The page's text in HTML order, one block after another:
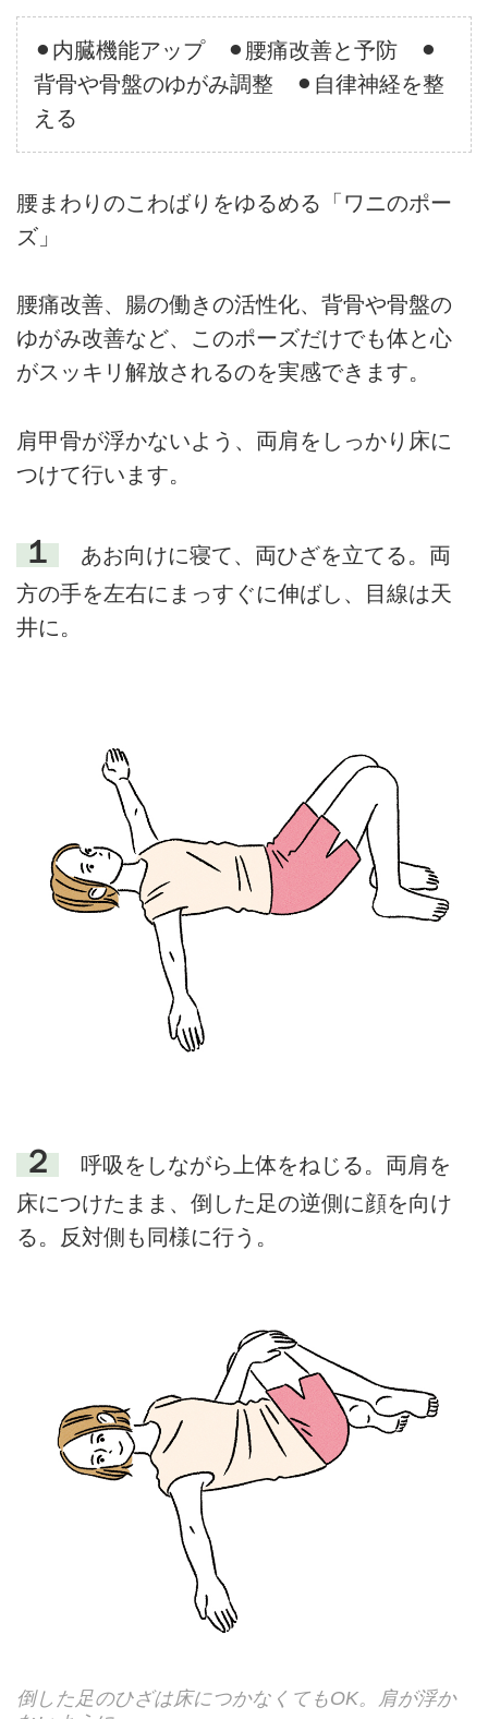
⚫︎内臓機能アップ ⚫︎腰痛改善と予防 ⚫︎
背骨や骨盤のゆがみ調整 ⚫︎自律神経を整
える
腰まわりのこわばりをゆるめる「ワニのポー
ズ」
腰痛改善、腸の働きの活性化、背骨や骨盤の
ゆがみ改善など、このポーズだけでも体と心
がスッキリ解放されるのを実感できます。
肩甲骨が浮かないよう、両肩をしっかり床に
つけて行います。
１
あお向けに寝て、両ひざを立てる。両
方の手を左右にまっすぐに伸ばし、目線は天
井に。
２
呼吸をしながら上体をねじる。両肩を
床につけたまま、倒した足の逆側に顔を向け
る。反対側も同様に行う。
倒した足のひざは床につかなくてもOK。肩が浮か